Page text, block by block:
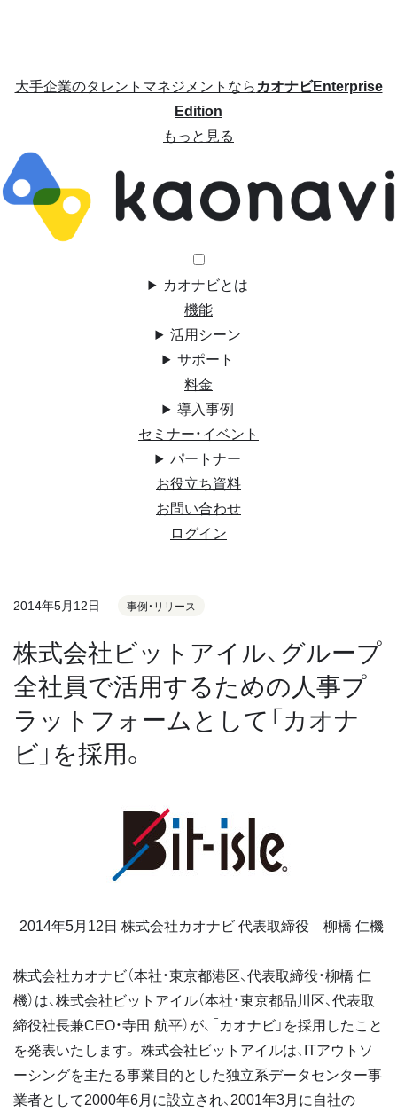
大手企業のタレントマネジメントならカオナビEnterprise
Edition
もっと見る
カオナビとは
機能
活用シーン
サポート
料金
導入事例
セミナー・イベント
パートナー
お役立ち資料
お問い合わせ
ログイン
2014年5月12日 事例・リリース
株式会社ビットアイル、グループ
全社員で活用するための人事プ
ラットフォームとして「カオナ
ビ」を採用。
2014年5月12日 株式会社カオナビ 代表取締役 柳橋 仁機
株式会社カオナビ（本社・東京都港区、代表取締役・柳橋 仁
機）は、株式会社ビットアイル（本社・東京都品川区、代表取
締役社長兼CEO・寺田 航平）が、「カオナビ」を採用したこと
を発表いたします。 株式会社ビットアイルは、ITアウトソ
ーシングを主たる事業目的とした独立系データセンター事
業者として2000年6月に設立され、2001年3月に自社の